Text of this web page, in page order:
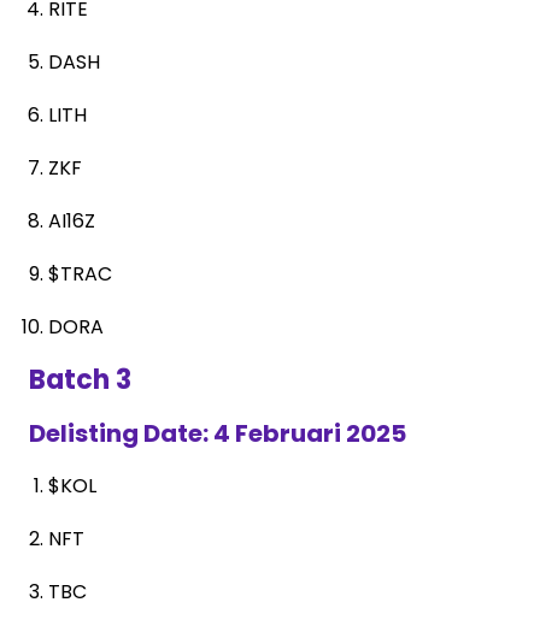
RITE
DASH
LITH
ZKF
AI16Z
$TRAC
DORA
Batch 3
Delisting Date: 4 Februari 2025
$KOL
NFT
TBC